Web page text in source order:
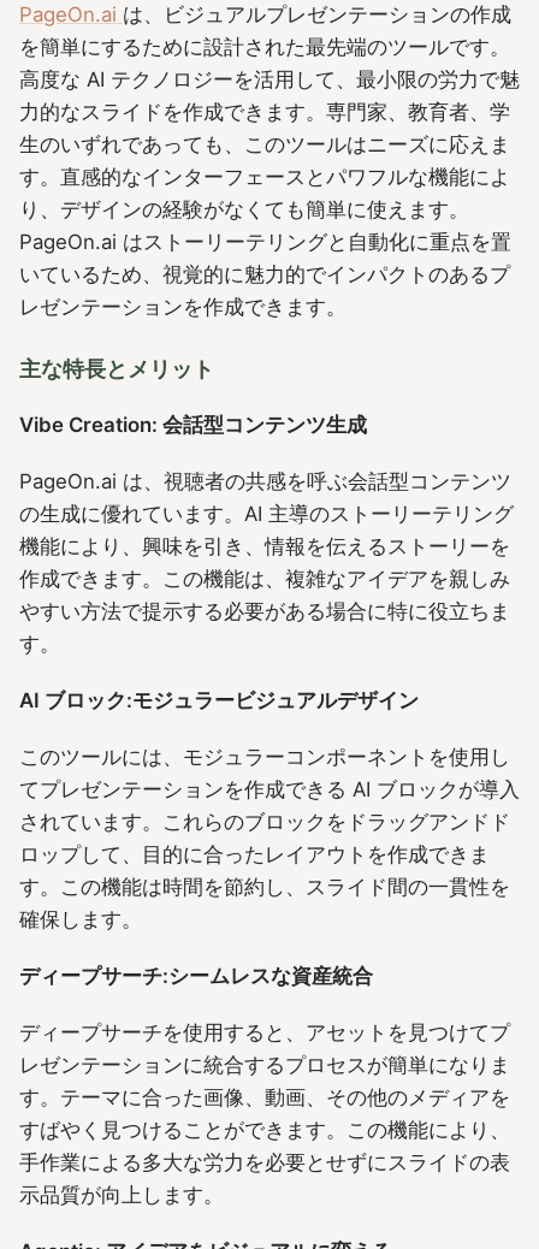
PageOn.ai は、ビジュアルプレゼンテーションの作成
を簡単にするために設計された最先端のツールです。
高度な AI テクノロジーを活用して、最小限の労力で魅
力的なスライドを作成できます。専門家、教育者、学
生のいずれであっても、このツールはニーズに応えま
す。直感的なインターフェースとパワフルな機能によ
り、デザインの経験がなくても簡単に使えます。
PageOn.ai はストーリーテリングと自動化に重点を置
いているため、視覚的に魅力的でインパクトのあるプ
レゼンテーションを作成できます。
主な特長とメリット
Vibe Creation: 会話型コンテンツ生成
PageOn.ai は、視聴者の共感を呼ぶ会話型コンテンツ
の生成に優れています。AI 主導のストーリーテリング
機能により、興味を引き、情報を伝えるストーリーを
作成できます。この機能は、複雑なアイデアを親しみ
やすい方法で提示する必要がある場合に特に役立ちま
す。
AI ブロック:モジュラービジュアルデザイン
このツールには、モジュラーコンポーネントを使用し
てプレゼンテーションを作成できる AI ブロックが導入
されています。これらのブロックをドラッグアンドド
ロップして、目的に合ったレイアウトを作成できま
す。この機能は時間を節約し、スライド間の一貫性を
確保します。
ディープサーチ:シームレスな資産統合
ディープサーチを使用すると、アセットを見つけてプ
レゼンテーションに統合するプロセスが簡単になりま
す。テーマに合った画像、動画、その他のメディアを
すばやく見つけることができます。この機能により、
手作業による多大な労力を必要とせずにスライドの表
示品質が向上します。